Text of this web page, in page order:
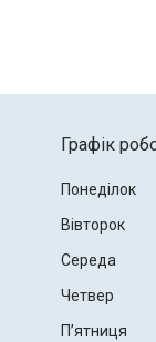
Графік
Понеділок
Вівторок
Середа
Четвер
Пʼятниця